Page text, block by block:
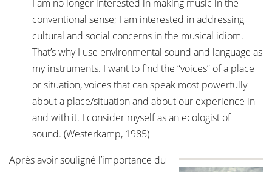
I am no longer interested in making music in the
conventional sense; I am interested in addressing
cultural and social concerns in the musical idiom.
That’s why I use environmental sound and language as
my instruments. I want to find the “voices” of a place
or situation, voices that can speak most powerfully
about a place/situation and about our experience in
and with it. I consider myself as an ecologist of
sound. (Westerkamp, 1985)
Après avoir souligné l’importance du